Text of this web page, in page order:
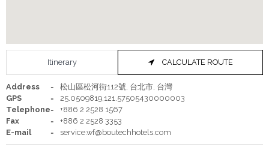
주변 주차장
포토-갤러리
Your language:
繁體中文 ENGLISH
Facebook Instagram Share
Itinerary CALCULATE ROUTE
Address
松山區松河街112號, 台北市, 台灣
GPS
25.0509819,121.57505430000003
Telephone
+886 2 2528 1567
Fax
+886 2 2528 3353
E-mail
service.wf@boutechhotels.com